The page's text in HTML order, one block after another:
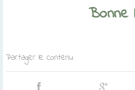
Bonne
Partager le contenu